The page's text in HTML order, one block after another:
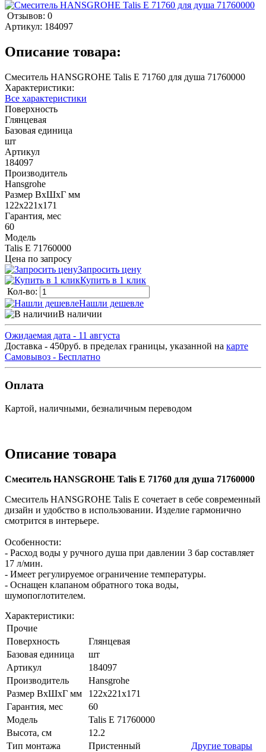
Отзывов: 0
Артикул: 184097
Описание товара:
Смеситель HANSGROHE Talis E 71760 для душа 71760000
Характеристики:
Все характеристики
Поверхность
Глянцевая
Базовая единица
шт
Артикул
184097
Производитель
Hansgrohe
Размер ВхШхГ мм
122х221х171
Гарантия, мес
60
Модель
Talis E 71760000
Цена по запросу
Запросить цену
Купить в 1 клик
Кол-во:
Нашли дешевле
В наличии
Ожидаемая дата - 11 августа
Доставка - 450руб. в пределах границы, указанной на карте
Самовывоз - Бесплатно
Оплата
Картой, наличными, безналичным переводом
Описание товара
Смеситель HANSGROHE Talis E 71760 для душа 71760000
Смеситель HANSGROHE Talis E сочетает в себе современный
дизайн и удобство в использовании. Изделие гармонично
смотрится в интерьере.
Особенности:
- Расход воды у ручного душа при давлении 3 бар составляет
17 л/мин.
- Имеет регулируемое ограничение температуры.
- Оснащен клапаном обратного тока воды,
шумопоглотителем.
Характеристики:
Прочие
Поверхность
Глянцевая
Базовая единица
шт
Артикул
184097
Производитель
Hansgrohe
Размер ВхШхГ мм
122х221х171
Гарантия, мес
60
Модель
Talis E 71760000
Высота, см
12.2
Тип монтажа
Пристенный
Другие товары